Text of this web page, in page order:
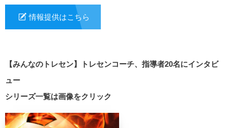
情報提供はこちら
【みんなのトレセン】トレセンコーチ、指導者20名にインタビ
ュー
シリーズ一覧は画像をクリック